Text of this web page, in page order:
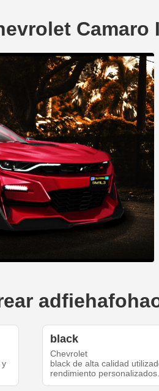
Camaro
y
black
Chevrolet
black de alta calidad
rendimiento personalizados.